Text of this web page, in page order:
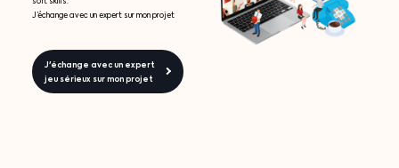
J’échange avec un expert sur mon projet
J'échange avec un expert
jeu sérieux sur mon projet